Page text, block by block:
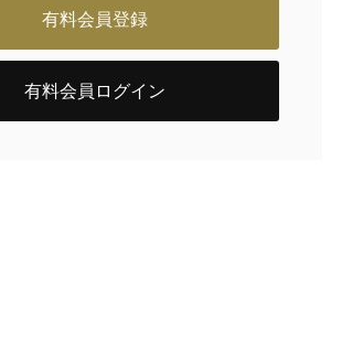
有料会員登録
有料会員ログイン